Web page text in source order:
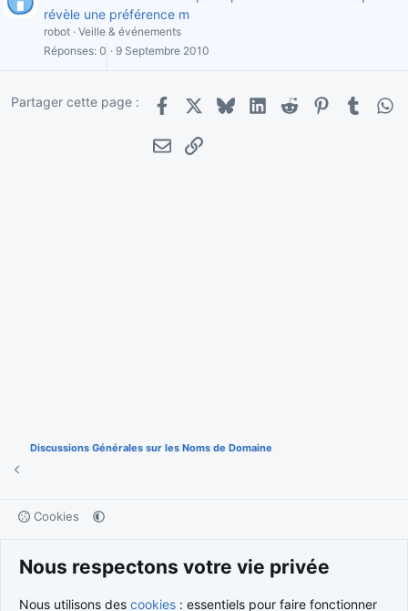
révèle une préférence m
robot Veille & événements
Réponses 0 9 Septembre 2010
Partager cette page :
Facebook
X BlueskyLinkedInRedditPinterestTumblr
E-mailLien
Discussions Générales sur les Noms de Domaine
Cookies
Politique de confidentialité
Aide Accueil
R
S
Community platform by XenForo
© 2010-2026 XenForo Ltd.
Nous respectons votre vie privée
Nous utilisons des cookies : essentiels pour faire fonctionner